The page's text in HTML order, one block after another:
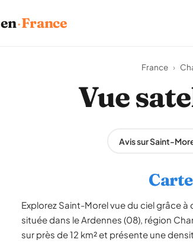
en·France
France ›
Vue
Avis sur Saint-
Explorez Saint-Morel vue du ciel grâce
située dans le Ardennes (08), région
sur près de 12 km² et présente une